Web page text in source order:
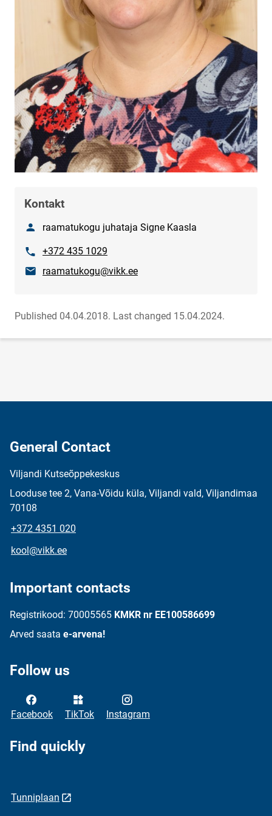
Kontakt
Nimetusraamatukogu juhataja Signe Kaasla
Phone+372 435 1029
E-mailraamatukogu@vikk.ee
Published 04.04.2018. Last changed 15.04.2024.
General Contact
Viljandi Kutseõppekeskus
Looduse tee 2, Vana-Võidu küla, Viljandi vald, Viljandimaa
70108
+372 4351 020
kool@vikk.ee
Important contacts
Registrikood: 70005565 KMKR nr EE100586699
Arved saata e-arvena!
Follow us
Facebook TikTok Instagram
Find quickly
Tunniplaan